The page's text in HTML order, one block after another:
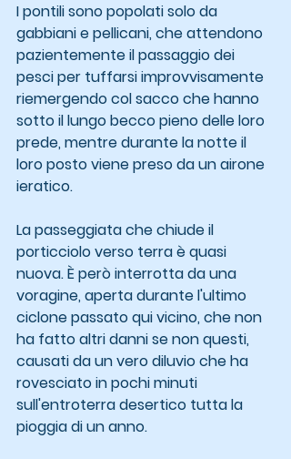
I pontili sono popolati solo da
gabbiani e pellicani, che attendono
pazientemente il passaggio dei
pesci per tuffarsi improvvisamente
riemergendo col sacco che hanno
sotto il lungo becco pieno delle loro
prede, mentre durante la notte il
loro posto viene preso da un airone
ieratico.
La passeggiata che chiude il
porticciolo verso terra è quasi
nuova. È però interrotta da una
voragine, aperta durante l'ultimo
ciclone passato qui vicino, che non
ha fatto altri danni se non questi,
causati da un vero diluvio che ha
rovesciato in pochi minuti
sull'entroterra desertico tutta la
pioggia di un anno.